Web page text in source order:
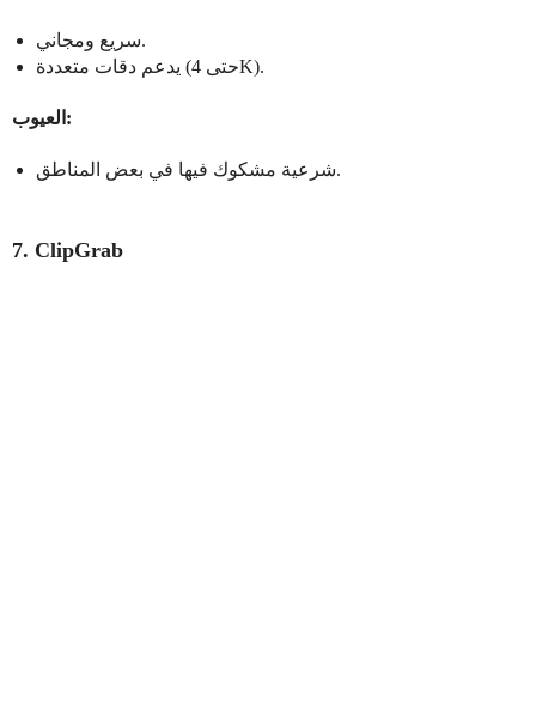
سريع ومجاني.
يدعم دقات متعددة (حتى 4K).
العيوب:
شرعية مشكوك فيها في بعض المناطق.
7. ClipGrab